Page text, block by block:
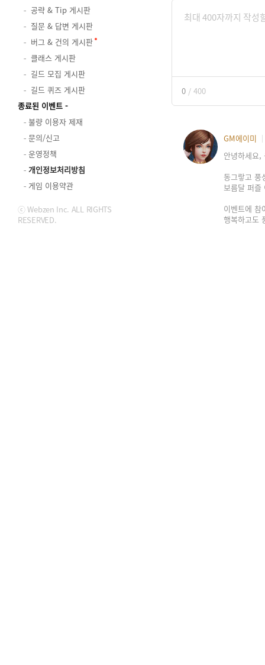
공략 & Tip 게시판
질문 & 답변 게시판
버그 & 건의 게시판
클래스 게시판
길드 모집 게시판
길드 퀴즈 게시판
종료된 이벤트
불량 이용자 제재
문의/신고
운영정책
개인정보처리방침
게임 이용약관
ⓒ Webzen Inc. ALL RIGHTS
RESERVED.
0 / 400
GM에이미
안녕하세요,
동그랗고 풍
보름달 퍼
이벤트에 참
행복하고도